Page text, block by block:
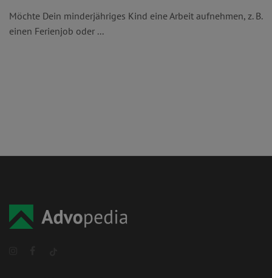
Möchte Dein minderjähriges Kind eine Arbeit aufnehmen, z. B.
einen Ferienjob oder ...